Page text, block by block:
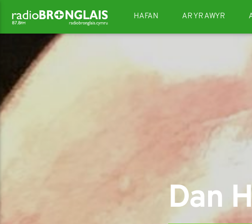
HAFAN AR YR AWYR
Dan